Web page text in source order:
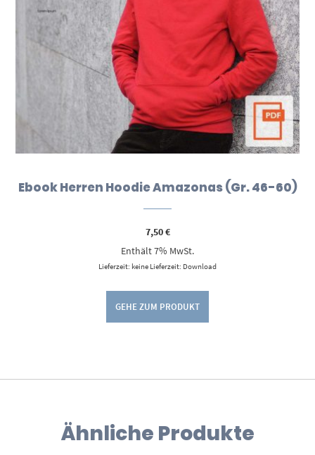
Ebook Herren Hoodie Amazonas (Gr. 46-60)
7,50€
Enthält 7% MwSt.
Lieferzeit: keine Lieferzeit: Download
GEHE ZUM PRODUKT
Ähnliche Produkte